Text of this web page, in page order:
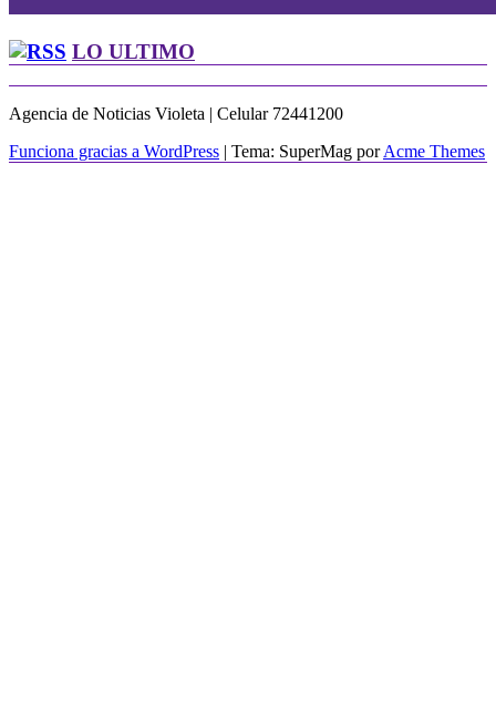
LO ULTIMO
Agencia de Noticias Violeta | Celular 72441200
Funciona gracias a WordPress | Tema: SuperMag porAcme Themes